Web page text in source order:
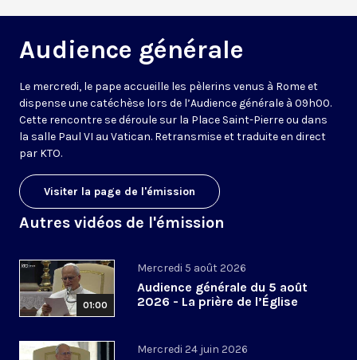
Audience générale
Le mercredi, le pape accueille les pèlerins venus à Rome et
dispense une catéchèse lors de l’Audience générale à 09h00.
Cette rencontre se déroule sur la Place Saint-Pierre ou dans
la salle Paul VI au Vatican. Retransmise et traduite en direct
par KTO.
Visiter la page de l'émission
Autres vidéos de l'émission
01:00
Mercredi 5 août 2026
Audience générale du 5 août
2026 - La prière de l’Église
Mercredi 24 juin 2026